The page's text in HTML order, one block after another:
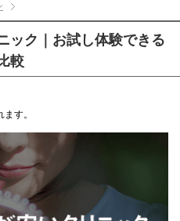
ック｜お試し体験できる
較
す。